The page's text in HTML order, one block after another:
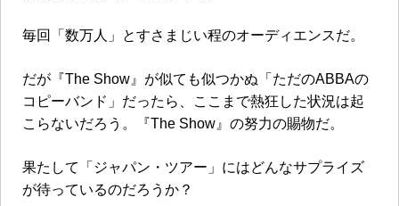
毎回「数万人」とすさまじい程のオーディエンスだ。
だが『The Show 』が似ても似つかぬ「ただのABBAの
コピーバンド」だったら、ここまで熱狂した状況は起
こらないだろう。『The Show 』の努力の賜物だ。
果たして「ジャパン・ツアー」にはどんなサプライズ
が待っているのだろうか？